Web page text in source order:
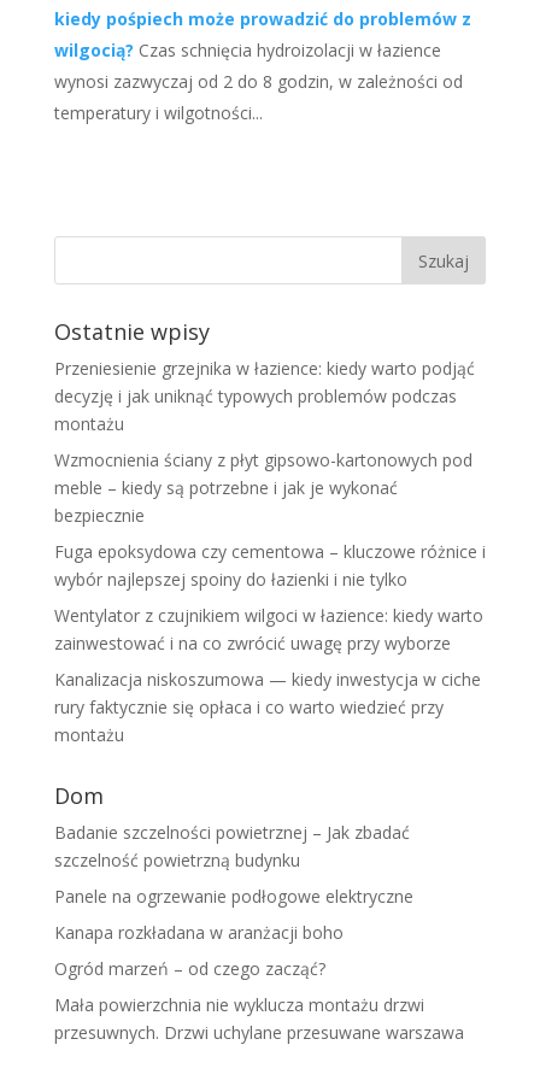
kiedy pośpiech może prowadzić do problemów z
wilgocią? Czas schnięcia hydroizolacji w łazience
wynosi zazwyczaj od 2 do 8 godzin, w zależności od
temperatury i wilgotności...
Ostatnie wpisy
Przeniesienie grzejnika w łazience: kiedy warto podjąć
decyzję i jak uniknąć typowych problemów podczas
montażu
Wzmocnienia ściany z płyt gipsowo-kartonowych pod
meble – kiedy są potrzebne i jak je wykonać
bezpiecznie
Fuga epoksydowa czy cementowa – kluczowe różnice i
wybór najlepszej spoiny do łazienki i nie tylko
Wentylator z czujnikiem wilgoci w łazience: kiedy warto
zainwestować i na co zwrócić uwagę przy wyborze
Kanalizacja niskoszumowa — kiedy inwestycja w ciche
rury faktycznie się opłaca i co warto wiedzieć przy
montażu
Dom
Badanie szczelności powietrznej – Jak zbadać
szczelność powietrzną budynku
Panele na ogrzewanie podłogowe elektryczne
Kanapa rozkładana w aranżacji boho
Ogród marzeń – od czego zacząć?
Mała powierzchnia nie wyklucza montażu drzwi
przesuwnych. Drzwi uchylane przesuwane warszawa